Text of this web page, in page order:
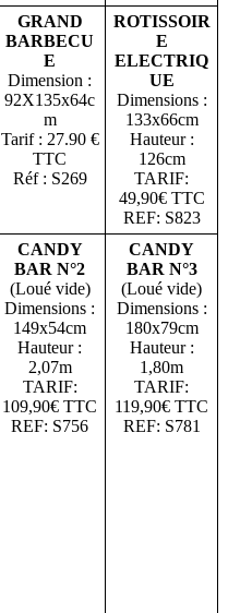
GRAND
BARBECU
E
Dimension :
92X135x64c
m
Tarif : 27.90 €
TTC
Réf : S269
ROTISSOIR
E
ELECTRIQ
UE
Dimensions :
133x66cm
Hauteur :
126cm
TARIF:
49,90€ TTC
REF: S823
CANDY
BAR N°2
(Loué vide)
Dimensions :
149x54cm
Hauteur :
2,07m
TARIF:
109,90€ TTC
REF: S756
CANDY
BAR N°3
(Loué vide)
Dimensions :
180x79cm
Hauteur :
1,80m
TARIF:
119,90€ TTC
REF: S781